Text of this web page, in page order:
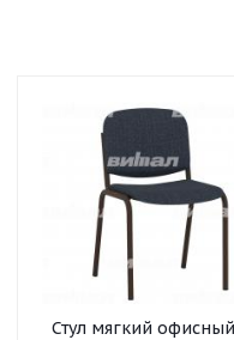
Стул мягкий офисный